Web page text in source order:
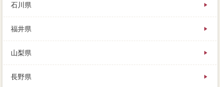
石川県
福井県
山梨県
長野県